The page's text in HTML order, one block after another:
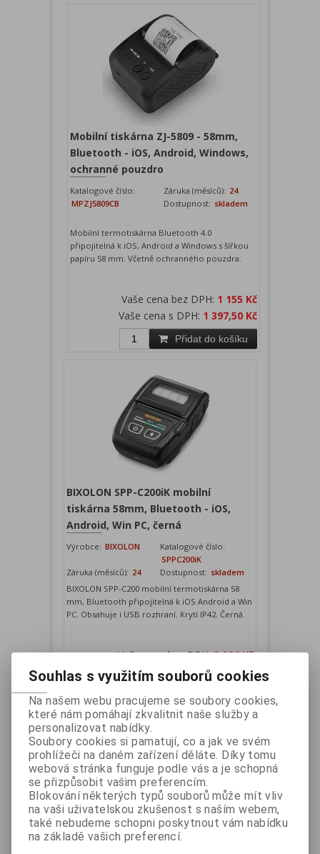
Mobilní tiskárna ZJ-5809 - 58mm,
Bluetooth - iOS, Android, Windows,
ochranné pouzdro
Katalogové číslo:
MPZJ5809CB
Záruka (měsíců): 24
Dostupnost: skladem
Mobilní termotiskárna Bluetooth 4.0
připojitelná k iOS, Android a Windows s šířkou
papíru 58 mm. Včetně ochranného pouzdra.
Vaše cena bez DPH: 1 155 Kč
Vaše cena s DPH: 1 397,50 Kč
Přidat do košíku
BIXOLON SPP-C200iK mobilní
tiskárna 58mm, Bluetooth - iOS,
Android, Win PC, černá
Výrobce: BIXOLON
Katalogové číslo:
SPPC200iK
Záruka (měsíců): 24 Dostupnost: skladem
BIXOLON SPP-C200 mobilní termotiskárna 58
mm, Bluetooth připojitelná k iOS Android a Win
PC. Obsahuje i USB rozhraní. Krytí IP42. Černá.
Vaše cena bez DPH:3 286 Kč
Vaše cena s DPH: 3 976 Kč
Přidat do košíku
Souhlas s využitím souborů cookies
Na našem webu pracujeme se soubory cookies,
které nám pomáhají zkvalitnit naše služby a
personalizovat nabídky.
Soubory cookies si pamatují, co a jak ve svém
prohlížeči na daném zařízení děláte. Díky tomu
webová stránka funguje podle vás a je schopná
se přizpůsobit vašim preferencím.
Blokování některých typů souborů může mít vliv
na vaši uživatelskou zkušenost s naším webem,
také nebudeme schopni poskytnout vám nabídku
na základě vašich preferencí.